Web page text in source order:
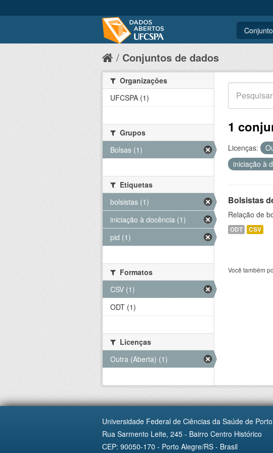
Conjuntos de dados
1
Licenças:
iniciação à
Bolsistas
Relação de
ODT CSV
Você também
Organizações
UFCSPA (1)
Grupos
Bolsas (1)
Etiquetas
bolsistas (1)
iniciação à docência (1)
pid (1)
Formatos
CSV (1)
ODT (1)
Licenças
Outra (Aberta) (1)
Universidade Federal de Ciências da Saúde de
Rua Sarmento Leite, 245 - Bairro Centro Histórico
CEP: 90050-170 - Porto Alegre/RS - Brasil